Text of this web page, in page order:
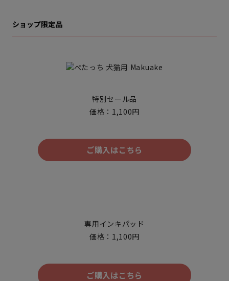
ショップ限定品
特別セール品
価格：1,100円
ご購入はこちら
専用インキパッド
価格：1,100円
ご購入はこちら